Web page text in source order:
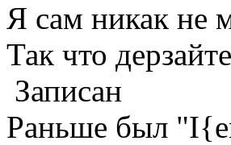
Я сам никак не
Так что
Записан
Раньше был